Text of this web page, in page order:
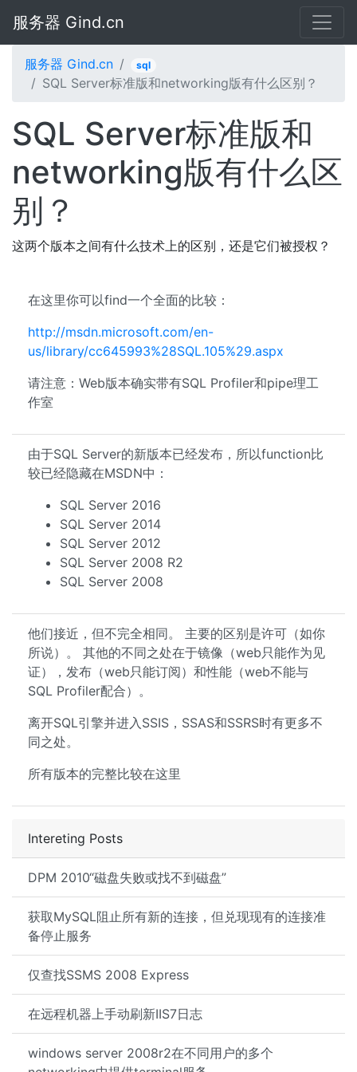
服务器 Gind.cn
服务器 Gind.cn sql
SQL Server标准版和networking版有什么区别？
Intereting Posts
DPM 2010“磁盘失败或找不到磁盘”
获取MySQL阻止所有新的连接，但兑现现有的连接准
备停止服务
仅查找SSMS 2008 Express
在远程机器上手动刷新IIS7日志
windows server 2008r2在不同用户的多个
SQL Server标准版和
networking版有什么区
别？
这两个版本之间有什么技术上的区别，还是它们被授权？
在这里你可以find一个全面的比较：
http://msdn.microsoft.com/en-
us/library/cc645993%28SQL.105%29.aspx
请注意：Web版本确实带有SQL Profiler和pipe理工
作室
由于SQL Server的新版本已经发布，所以function比
较已经隐藏在MSDN中：
SQL Server 2016
SQL Server 2014
SQL Server 2012
SQL Server 2008 R2
SQL Server 2008
他们接近，但不完全相同。 主要的区别是许可（如你
所说）。 其他的不同之处在于镜像（web只能作为见
证），发布（web只能订阅）和性能（web不能与
SQL Profiler配合）。
离开SQL引擎并进入SSIS，SSAS和SSRS时有更多不
同之处。
所有版本的完整比较在这里